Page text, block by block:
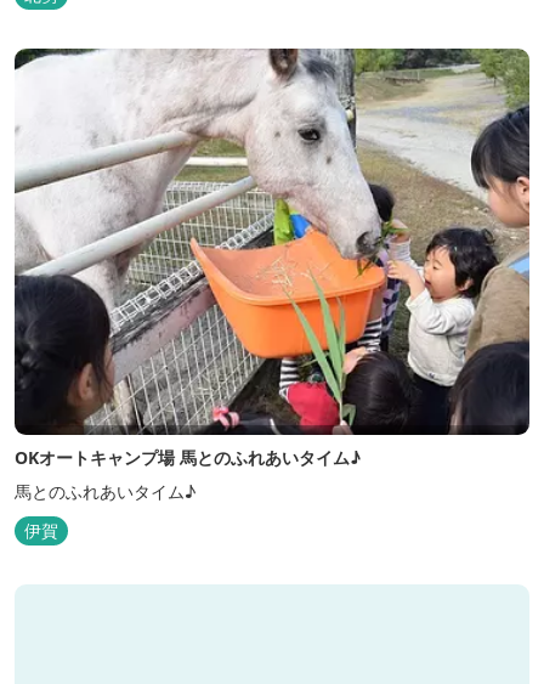
OKオートキャンプ場 馬とのふれあいタイム♪
馬とのふれあいタイム♪
伊賀